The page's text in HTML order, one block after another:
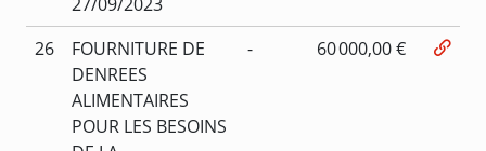
26
FOURNITURE DE
DENREES
ALIMENTAIRES
POUR LES BESOINS
- 60 000,00 €